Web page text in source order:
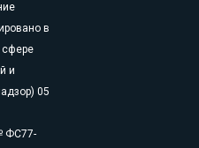
в
сфере
и
05
ФС77-